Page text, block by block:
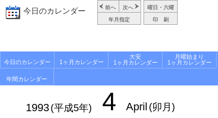
今日のカレンダー 前へ 次へ
年月指定
曜日・六曜
印 刷
今日のカレンダー 1ヶ月カレンダー
大安
1ヶ月カレンダー
月曜始まり
1ヶ月カレンダー
年間カレンダー
1993(平成5年) 4 April (卯月)